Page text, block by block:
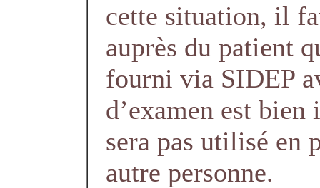
cette situation, il
auprès du patient
fourni via SIDEP
d’examen est
sera pas utilisé en
autre personne.